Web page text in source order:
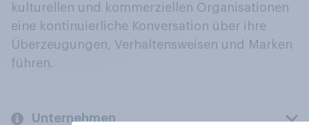
kulturellen und kommerziellen Organisationen
eine kontinuierliche Konversation über ihre
Überzeugungen, Verhaltensweisen und Marken
führen.
Unternehmen